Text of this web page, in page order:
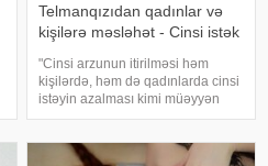
Telmanqızıdan qadınlar və
kişilərə məsləhət - Cinsi istək
"Cinsi arzunun itirilməsi həm
kişilərdə, həm də qadınlarda cinsi
istəyin azalması kimi müəyyən
edilir. Fiziki və psixoloji yorğunluq,
də cinsi istəyin dəyişməsinə